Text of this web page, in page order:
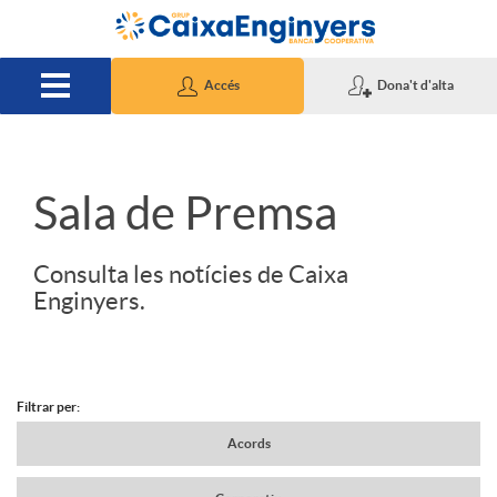
Salta al contingut principal
Accés Dona't d'alta
S
d
Sala de Premsa
Consulta les notícies de Caixa
Enginyers.
N
Filtrar per:
Acords